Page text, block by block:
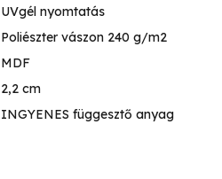
UVgél nyomtatás
Poliészter vászon 240 g/m2
MDF
2,2 cm
INGYENES függesztő anyag